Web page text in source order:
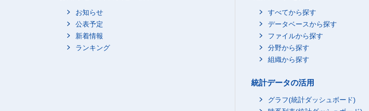
お知らせ
公表予定
新着情報
ランキング
すべてから探す
データベースから探す
ファイルから探す
分野から探す
組織から探す
統計データの活用
グラフ(統計ダッシュボード)